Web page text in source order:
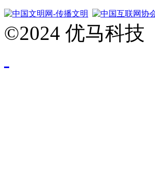
©2024 优马科技